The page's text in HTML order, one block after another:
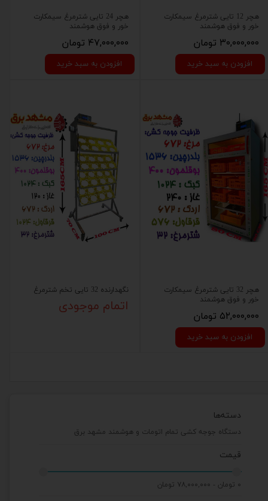
دسته‌ها
دستگاه جوجه کشی تمام اتومات و هوشمند مشهد برق
قیمت
۰ تومان - ۷۸,۰۰۰,۰۰۰ تومان
هچر 12 تایی شترمرغ سیمکارت
خور و فوق هوشمند
۳۰,۰۰۰,۰۰۰ تومان
افزودن به سبد خرید
هچر 24 تایی شترمرغ سیمکارت
خور و فوق هوشمند
۴۷,۰۰۰,۰۰۰ تومان
افزودن به سبد خرید
هچر 32 تایی شترمرغ سیمکارت
خور و فوق هوشمند
۵۲,۰۰۰,۰۰۰ تومان
افزودن به سبد خرید
نگهدارنده 32 تایی تخم شترمرغ
اتمام موجودی